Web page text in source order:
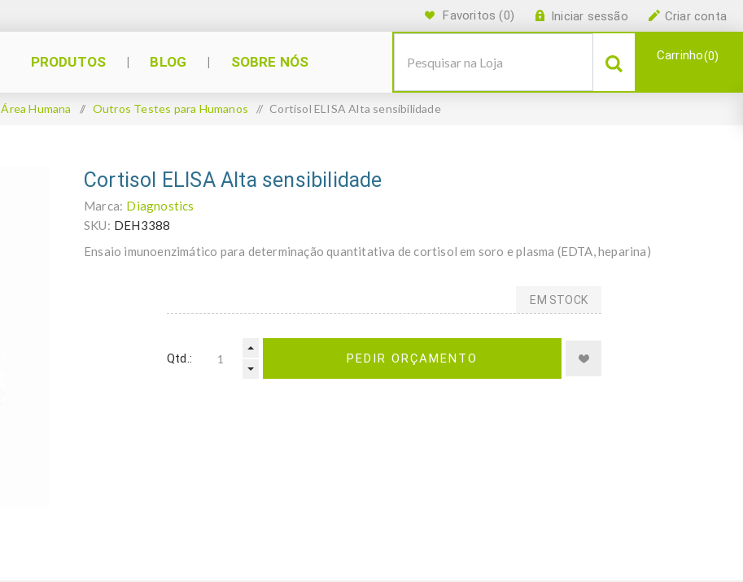
Criar conta
Iniciar sessão
Favoritos (0)
PRODUTOS BLOG SOBRE NÓS Carrinho 0
Área Humana / Outros Testes para Humanos / Cortisol ELISA Alta sensibilidade
Cortisol ELISA Alta sensibilidade
Marca: Diagnostics
SKU: DEH3388
Ensaio imunoenzimático para determinação quantitativa de cortisol em soro e plasma (EDTA, heparina)
EM STOCK
Qtd.: PEDIR ORÇAMENTO